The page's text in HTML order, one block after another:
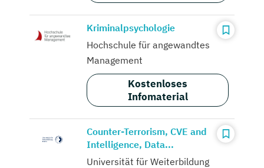
Kriminalpsychologie
Hochschule für angewandtes
Management
Kostenloses
Infomaterial
Counter-Terrorism, CVE and
Intelligence, Data...
Universität für Weiterbildung